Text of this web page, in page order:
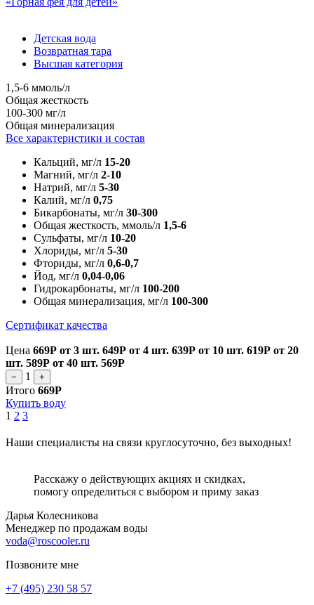
Детская вода
Возвратная тара
Высшая категория
1,5-6 ммоль/л
Общая жесткость
100-300 мг/л
Общая минерализация
Все характеристики и состав
Кальций, мг/л 15-20
Магний, мг/л 2-10
Натрий, мг/л 5-30
Калий, мг/л 0,75
Бикарбонаты, мг/л 30-300
Общая жесткость, ммоль/л 1,5-6
Сульфаты, мг/л 10-20
Хлориды, мг/л 5-30
Фториды, мг/л 0,6-0,7
Йод, мг/л 0,04-0,06
Гидрокарбонаты, мг/л 100-200
Общая минерализация, мг/л 100-300
Сертификат качества
Цена 669Р от 3 шт. 649Р от 4 шт. 639Р от 10 шт. 619Р от 20
шт. 589Р от 40 шт. 569Р
− 1 +
Итого 669Р
Купить воду
1 2 3
Наши специалисты на связи круглосуточно, без выходных!
Расскажу о действующих акциях и скидках,
помогу определиться с выбором и приму заказ
Дарья Колесникова
Менеджер по продажам воды
voda@roscooler.ru
Позвоните мне
+7 (495) 230 58 57